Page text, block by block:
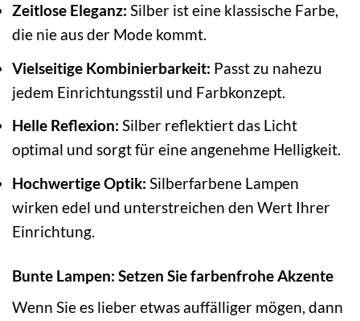
Zeitlose Eleganz: Silber ist eine klassische Farbe,
die nie aus der Mode kommt.
Vielseitige Kombinierbarkeit: Passt zu nahezu
jedem Einrichtungsstil und Farbkonzept.
Helle Reflexion: Silber reflektiert das Licht
optimal und sorgt für eine angenehme Helligkeit.
Hochwertige Optik: Silberfarbene Lampen
wirken edel und unterstreichen den Wert Ihrer
Einrichtung.
Bunte Lampen: Setzen Sie farbenfrohe Akzente
Wenn Sie es lieber etwas auffälliger mögen, dann